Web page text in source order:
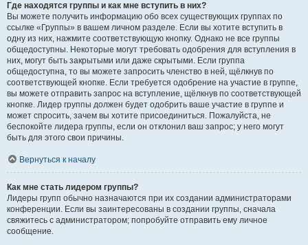
Где находятся группы и как мне вступить в них?
Вы можете получить информацию обо всех существующих группах по
ссылке «Группы» в вашем личном разделе. Если вы хотите вступить в
одну из них, нажмите соответствующую кнопку. Однако не все группы
общедоступны. Некоторые могут требовать одобрения для вступления в
них, могут быть закрытыми или даже скрытыми. Если группа
общедоступна, то вы можете запросить членство в ней, щёлкнув по
соответствующей кнопке. Если требуется одобрение на участие в группе,
вы можете отправить запрос на вступление, щёлкнув по соответствующей
кнопке. Лидер группы должен будет одобрить ваше участие в группе и
может спросить, зачем вы хотите присоединиться. Пожалуйста, не
беспокойте лидера группы, если он отклонил ваш запрос; у него могут
быть для этого свои причины.
Вернуться к началу
Как мне стать лидером группы?
Лидеры групп обычно назначаются при их создании администраторами
конференции. Если вы заинтересованы в создании группы, сначала
свяжитесь с администратором; попробуйте отправить ему личное
сообщение.